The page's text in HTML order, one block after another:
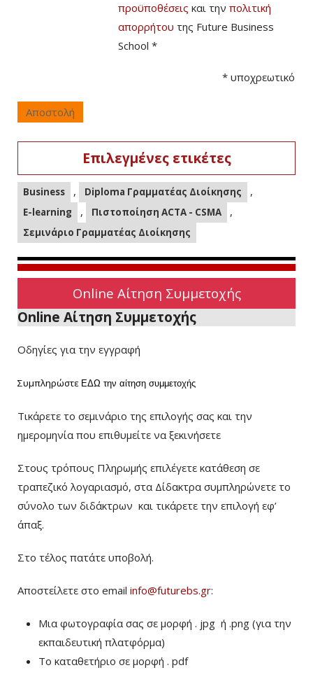
προϋποθέσεις και την πολιτική
απορρήτου της Future Business
School *
* υποχρεωτικό
Αποστολή
Επιλεγμένες ετικέτες
Business , Diploma Γραμματέας Διοίκησης ,
E-learning , Πιστοποίηση ACTA - CSMA ,
Σεμινάριο Γραμματέας Διοίκησης
Online Αίτηση Συμμετοχής
Online Αίτηση Συμμετοχής
Οδηγίες για την εγγραφή
Συμπληρώστε ΕΔΩ την αίτηση συμμετοχής
Τικάρετε το σεμινάριο της επιλογής σας και την
ημερομηνία που επιθυμείτε να ξεκινήσετε
Στους τρόπους Πληρωμής επιλέγετε κατάθεση σε
τραπεζικό λογαριασμό, στα Δίδακτρα συμπληρώνετε το
σύνολο των διδάκτρων και τικάρετε την επιλογή εφ’
άπαξ.
Στο τέλος πατάτε υποβολή.
Αποστείλετε στο email info@futurebs.gr:
Μια φωτογραφία σας σε μορφή . jpg ή .png (για την
εκπαιδευτική πλατφόρμα)
To καταθετήριο σε μορφή . pdf